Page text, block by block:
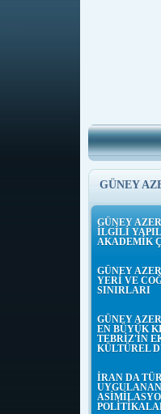
GÜNEY
GÜNEY
İLGİLİ
AKADEMİK
GÜNEY
YERİ VE
SINIRLARI
GÜNEY
EN BÜYÜK
TEBRİZ'İN
KÜLTÜREL
İRAN DA
UYGULANAN